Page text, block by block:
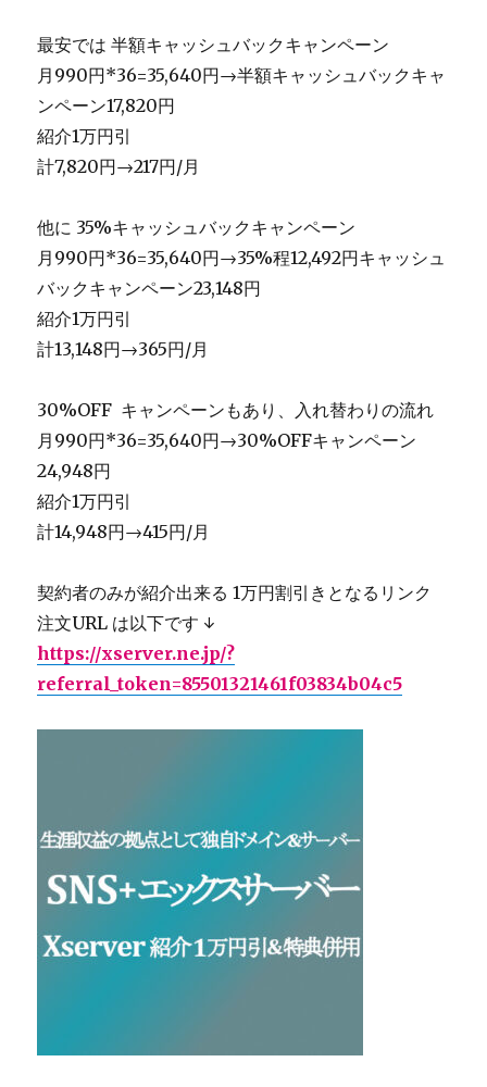
最安では 半額キャッシュバックキャンペーン
月990円*36=35,640円→半額キャッシュバックキャ
ンペーン17,820円
紹介1万円引
計7,820円→217円/月
他に 35%キャッシュバックキャンペーン
月990円*36=35,640円→35%程12,492円キャッシュ
バックキャンペーン23,148円
紹介1万円引
計13,148円→365円/月
30%OFF キャンペーンもあり、入れ替わりの流れ
月990円*36=35,640円→30%OFFキャンペーン
24,948円
紹介1万円引
計14,948円→415円/月
契約者のみが紹介出来る 1万円割引きとなるリンク
注文URL は以下です ↓
https://xserver.ne.jp/?
referral_token=85501321461f03834b04c5